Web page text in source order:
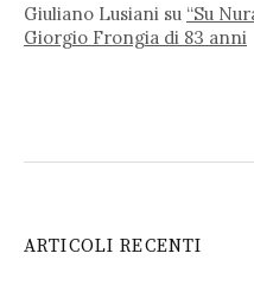
Giuliano Lusiani su “Su
Giorgio Frongia di 83 anni
ARTICOLI RECENTI